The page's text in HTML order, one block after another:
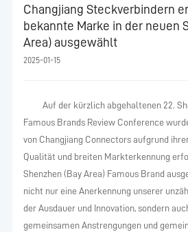
Changjiang Steckverbindern
bekannte Marke in der neuen
Area) ausgewählt
2025-01-15
Auf der kürzlich abgehaltenen 22.
Famous Brands Review Conference
von Changjiang Connectors aufgrund
Qualität und breiten Markterkennung
Shenzhen (Bay Area) Famous Brand
nicht nur eine Anerkennung unserer
der Ausdauer und Innovation, sondern
gemeinsamen Anstrengungen und